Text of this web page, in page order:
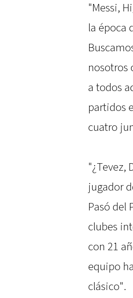
"Messi,
la época
nosotros
a todos
partidos
cuatro
"¿Tevez,
jugador
Pasó del
clubes
con 21
equipo
clásico".